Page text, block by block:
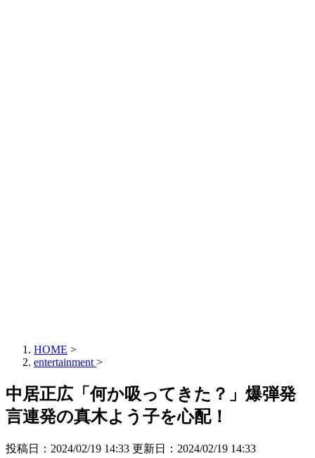
HOME >
entertainment >
中居正広「何か吸ってきた？」爆弾発
言連発の真木よう子を心配！
投稿日：2024/02/19 14:33 更新日： 2024/02/19 14:33